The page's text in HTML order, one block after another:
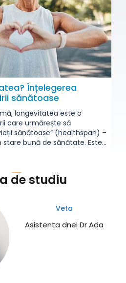
Înțelegerea
sănătoase
longevitatea este o
care urmărește să
sănătoase” (healthspan) –
bună de sănătate. Este
bolilor, această abordare
îmbătrânirii, inclusiv cele
de studiu
Veta
Asistenta dnei Dr Ada